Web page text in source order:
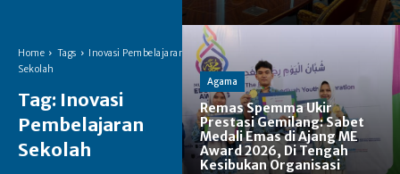
Home Tags
Inovasi Pembelajaran
Sekolah
Tag: Inovasi
Pembelajaran
Sekolah
Agama
Remas Spemma Ukir
Prestasi Gemilang: Sabet
Medali Emas di Ajang ME
Award 2026, Di Tengah
Kesibukan Organisasi